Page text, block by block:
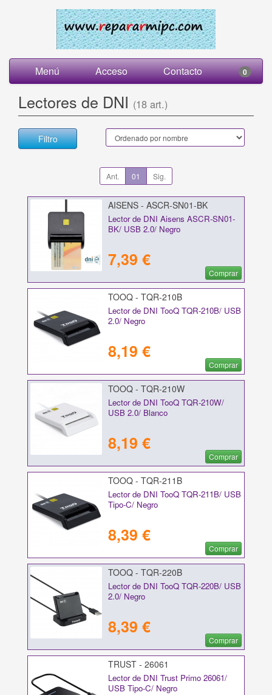
Menú Acceso Contacto 0
Lectores de DNI (18 art.)
Filtro
Ant. 01 Sig.
AISENS - ASCR-SN01-BK
Lector de DNI Aisens ASCR-SN01-
BK/ USB 2.0/ Negro
7,39 €
Comprar
TOOQ - TQR-210B
Lector de DNI TooQ TQR-210B/ USB
2.0/ Negro
8,19 €
Comprar
TOOQ - TQR-210W
Lector de DNI TooQ TQR-210W/
USB 2.0/ Blanco
8,19 €
Comprar
TOOQ - TQR-211B
Lector de DNI TooQ TQR-211B/ USB
Tipo-C/ Negro
8,39 €
Comprar
TOOQ - TQR-220B
Lector de DNI TooQ TQR-220B/ USB
2.0/ Negro
8,39 €
Comprar
TRUST - 26061
Lector de DNI Trust Primo 26061/
USB Tipo-C/ Negro